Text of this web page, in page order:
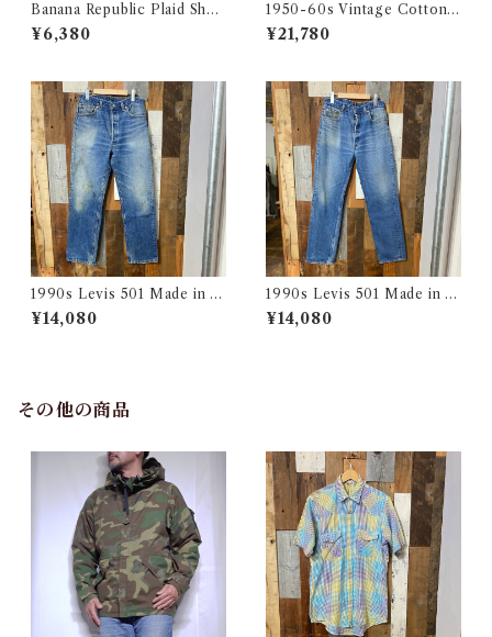
Banana Republic Plaid Shor
ts / バナナリパブリック マド
ラス チェック ショートパンツ
¥6,380
1950-60s Vintage Cotton
Khaki Work Chino Trouser
s W31 L28 / ヴィンテージ ボ
¥21,780
1990s Levis 501 Made in U
SA 実寸 w34 L31 / リーバイ
ス デニム パンツ アメリカ製
¥14,080
1990s Levis 501 Made in U
SA 実寸 w34 L32.5 / リーバ
イス デニム パンツ アメリカ製
¥14,080
その他の商品